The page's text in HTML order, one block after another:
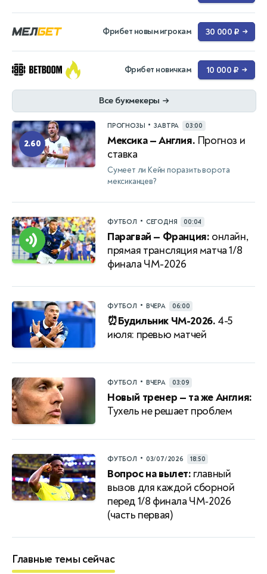
Фрибет новым игрокам 30 000 ₽ →
Фрибет новичкам 10 000 ₽ →
Все букмекеры →
2.60
ПРОГНОЗЫ • ЗАВТРА 03:00
Мексика — Англия. Прогноз и
ставка
Сумеет ли Кейн поразить ворота
мексиканцев?
ФУТБОЛ • СЕГОДНЯ 00:04
Парагвай — Франция: онлайн,
прямая трансляция матча 1/8
финала ЧМ-2026
ФУТБОЛ • ВЧЕРА 06:00
⏰Будильник ЧМ-2026. 4-5
июля: превью матчей
ФУТБОЛ • ВЧЕРА 03:09
Новый тренер — та же Англия:
Тухель не решает проблем
ФУТБОЛ • 03/07/2026 18:50
Вопрос на вылет: главный
вызов для каждой сборной
перед 1/8 финала ЧМ‑2026
(часть первая)
Главные темы сейчас